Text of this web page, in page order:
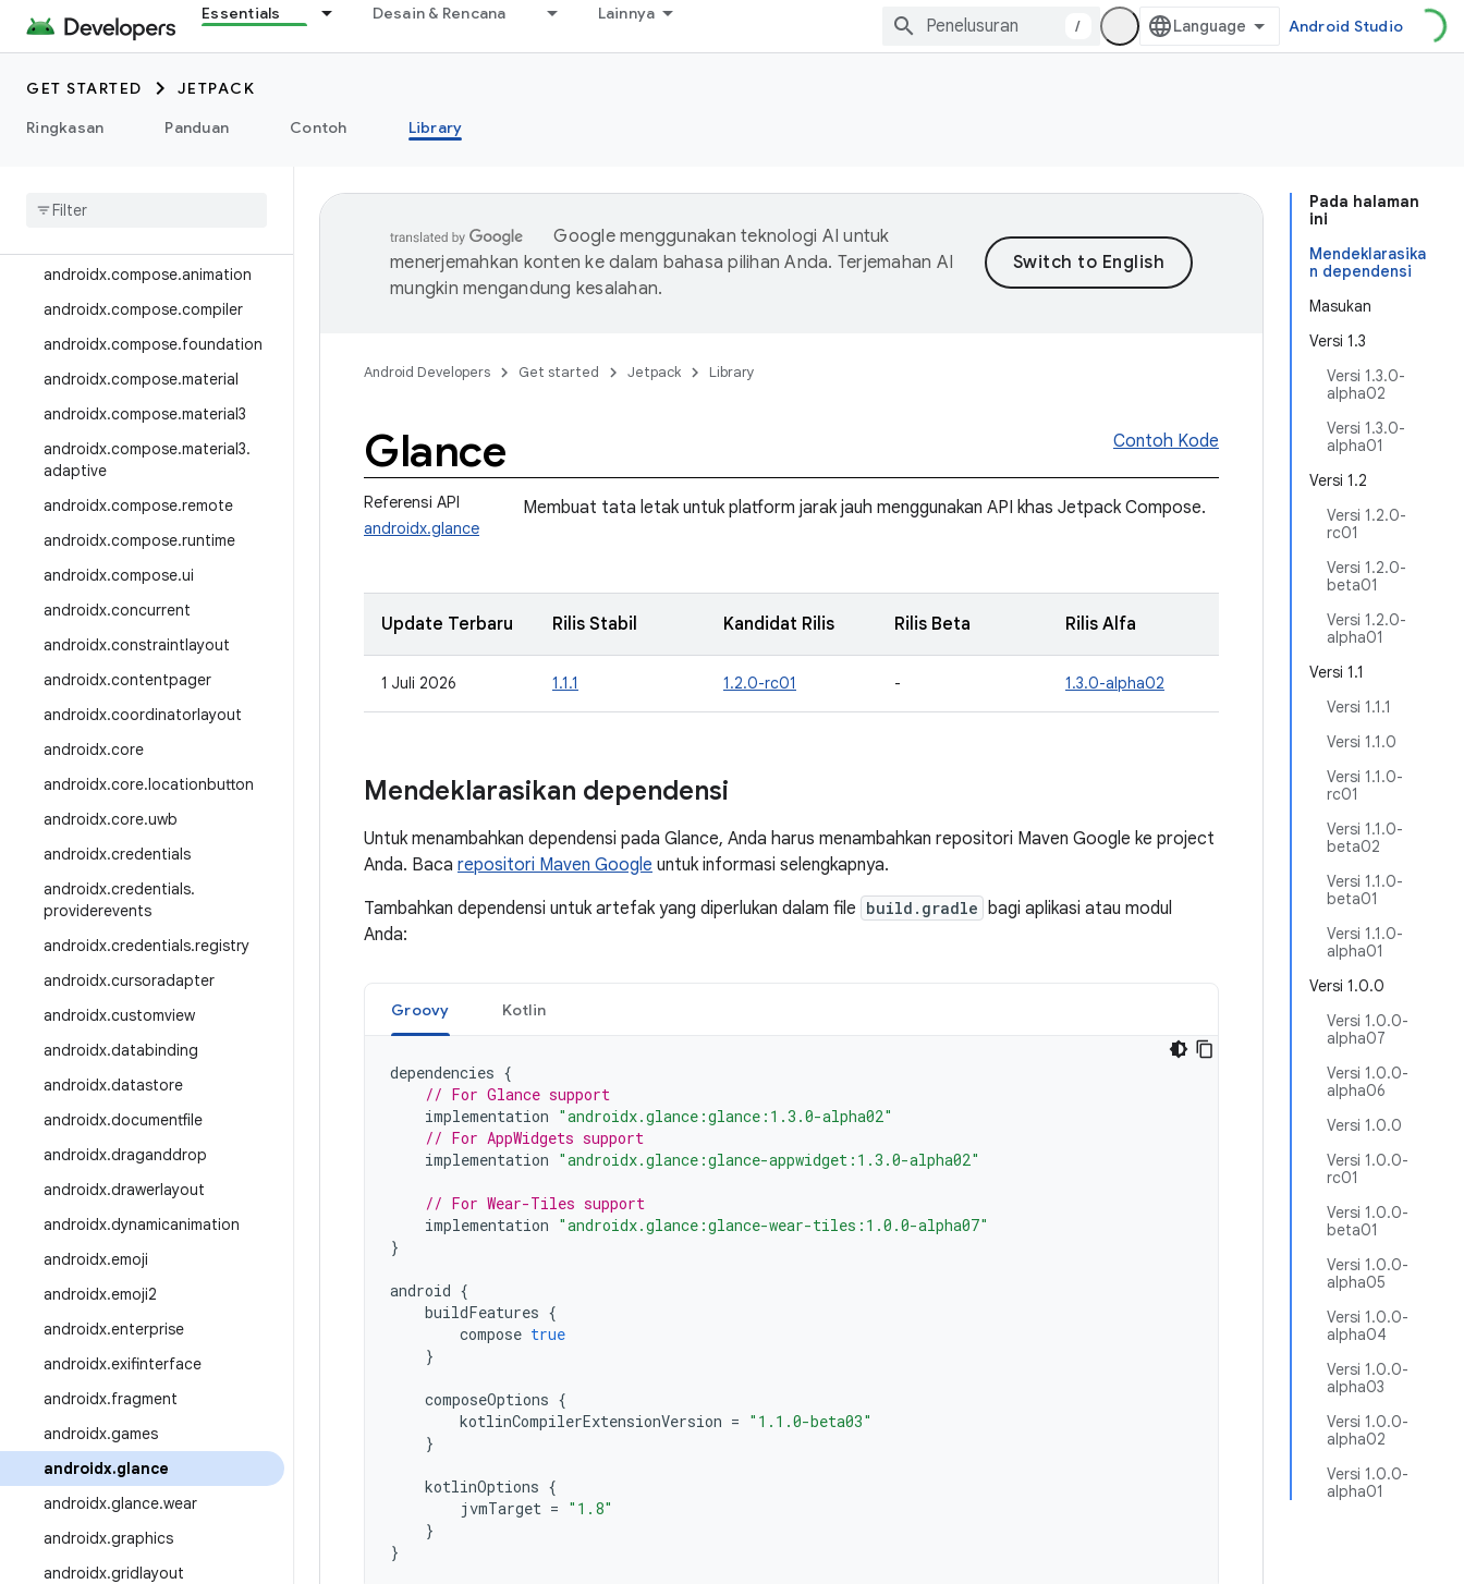
Essentials Desain & Rencana Lainnya
/ Android Studio
GET STARTED
JETPACK
Ringkasan
Panduan Contoh Library
androidx.camera.media3
androidx.car
androidx.car.app
androidx
androidx.compose.animation
androidx.compose.compiler
androidx.compose.foundation
androidx.compose.material
androidx.compose.material3
androidx.compose.material3.
adaptive
androidx.compose.remote
androidx.compose.runtime
androidx.compose.ui
androidx.concurrent
androidx.constraintlayout
androidx.contentpager
androidx.coordinatorlayout
androidx.core
androidx.core.locationbutton
androidx.core.uwb
androidx.credentials
androidx.credentials.
providerevents
androidx.credentials.registry
androidx.cursoradapter
androidx.customview
androidx.databinding
androidx.datastore
androidx.documentfile
androidx.draganddrop
androidx.drawerlayout
androidx.dynamicanimation
androidx.emoji
androidx.emoji2
androidx.enterprise
androidx.exifinterface
androidx.fragment
androidx.games
androidx.glance
androidx.glance.wear
androidx.graphics
androidx.gridlayout
Pada halaman
ini
Mendeklarasika
n dependensi
Masukan
Versi 1.3
Versi 1.3.0-
alpha02
Versi 1.3.0-
alpha01
Versi 1.2
Versi 1.2.0-
rc01
Versi 1.2.0-
beta01
Versi 1.2.0-
alpha01
Versi 1.1
Versi 1.1.1
Versi 1.1.0
Versi 1.1.0-
rc01
Versi 1.1.0-
beta02
Versi 1.1.0-
beta01
Versi 1.1.0-
alpha01
Versi 1.0.0
Versi 1.0.0-
alpha07
Versi 1.0.0-
alpha06
Versi 1.0.0
Versi 1.0.0-
rc01
Versi 1.0.0-
beta01
Versi 1.0.0-
alpha05
Versi 1.0.0-
alpha04
Versi 1.0.0-
alpha03
Versi 1.0.0-
alpha02
Versi 1.0.0-
alpha01
Google menggunakan teknologi AI untuk
menerjemahkan konten ke dalam bahasa pilihan Anda. Terjemahan AI
mungkin mengandung kesalahan.
Android Developers Get started Jetpack Library
Glance Contoh Kode
Referensi API
androidx.glance
Membuat tata letak untuk platform jarak jauh menggunakan API khas Jetpack Compose.
Update Terbaru Rilis Stabil Kandidat Rilis Rilis Beta Rilis Alfa
1 Juli 2026 1.1.1 1.2.0-rc01 - 1.3.0-alpha02
Mendeklarasikan dependensi
Untuk menambahkan dependensi pada Glance, Anda harus menambahkan repositori Maven Google ke project
Anda. Baca repositori Maven Google untuk informasi selengkapnya.
Tambahkan dependensi untuk artefak yang diperlukan dalam file build.gradle bagi aplikasi atau modul
Anda:
Groovy Kotlin
dependencies {
// For Glance support
implementation "androidx.glance:glance:1.3.0-alpha02"
// For AppWidgets support
implementation "androidx.glance:glance-appwidget:1.3.0-alpha02"
// For Wear-Tiles support
implementation "androidx.glance:glance-wear-tiles:1.0.0-alpha07"
}
android {
buildFeatures {
compose true
}
composeOptions {
kotlinCompilerExtensionVersion = "1.1.0-beta03"
}
kotlinOptions {
jvmTarget = "1.8"
}
}